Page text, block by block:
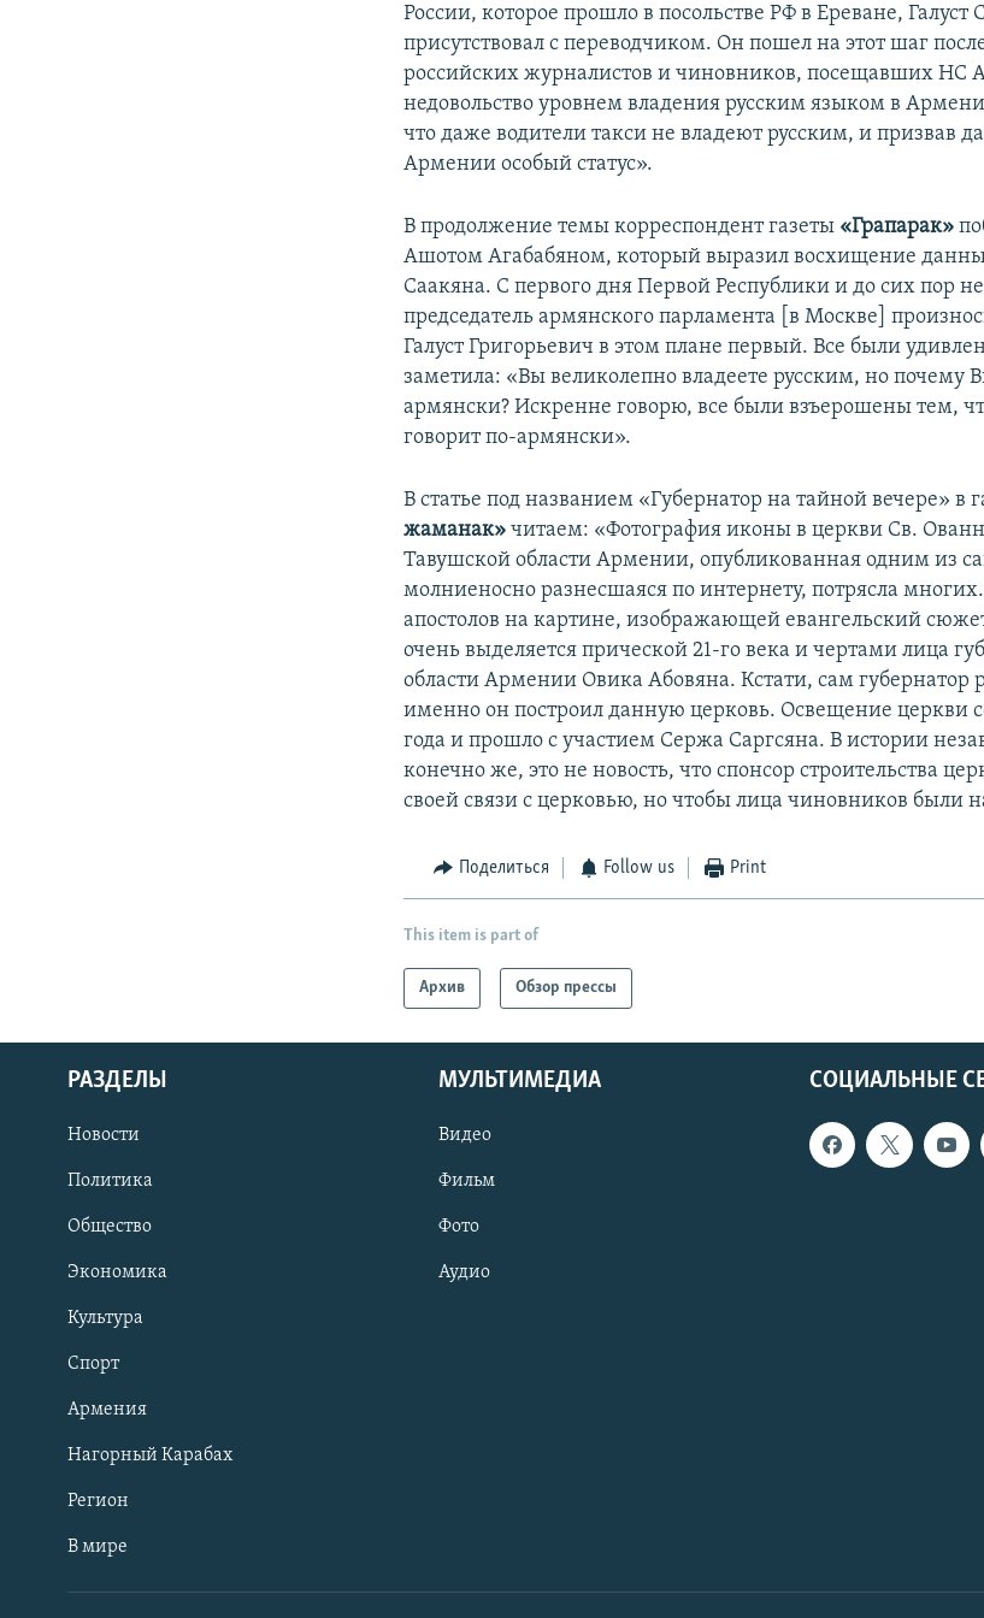
России, которое прошло в посольстве РФ в Ереване, Галуст
присутствовал с переводчиком. Он пошел на этот шаг
российских журналистов и чиновников, посещавших НС
недовольство уровнем владения русским языком в
что даже водители такси не владеют русским, и призвав
Армении особый статус».
В продолжение темы корреспондент газеты «Грапарак»
Ашотом Агабабяном, который выразил восхищение
Саакяна. С первого дня Первой Республики и до сих пор
председатель армянского парламента [в Москве]
Галуст Григорьевич в этом плане первый. Все были
заметила: «Вы великолепно владеете русским, но почему
армянски? Искренне говорю, все были взъерошены тем,
говорит по-армянски».
В статье под названием «Губернатор на тайной вечере» в
жаманак» читаем: «Фотография иконы в церкви Св.
Тавушской области Армении, опубликованная одним из
молниеносно разнесшаяся по интернету, потрясла
апостолов на картине, изображающей евангельский
очень выделяется прической 21-го века и чертами лица
области Армении Овика Абовяна. Кстати, сам губернатор
именно он построил данную церковь. Освещение церкви
года и прошло с участием Сержа Саргсяна. В истории
конечно же, это не новость, что спонсор строительства
своей связи с церковью, но чтобы лица чиновников были
Поделиться Follow us Print
This item is part of
Архив Обзор прессы
СОЦИАЛЬНЫЕ
РАЗДЕЛЫ
Новости
Политика
Общество
Экономика
Культура
Спорт
Армения
Нагорный Карабах
Регион
В мире
МУЛЬТИМЕДИА
Видео
Фильм
Фото
Аудио